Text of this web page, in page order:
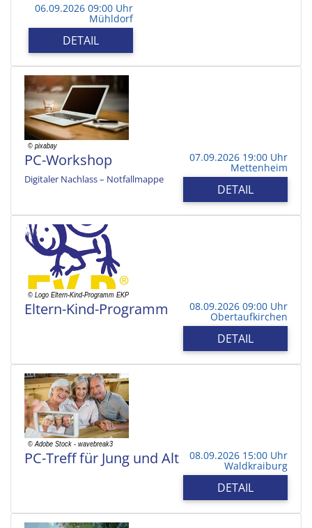
06.09.2026 09:00 Uhr
Mühldorf
DETAIL
PC-Workshop
Digitaler Nachlass – Notfallmappe
07.09.2026 19:00 Uhr
Mettenheim
DETAIL
Eltern-Kind-Programm 08.09.2026 09:00 Uhr
Obertaufkirchen
DETAIL
PC-Treff für Jung und Alt 08.09.2026 15:00 Uhr
Waldkraiburg
DETAIL